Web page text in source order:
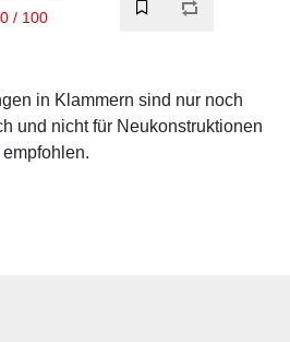
/ 100
in Klammern sind nur noch
und nicht für Neukonstruktionen
empfohlen.